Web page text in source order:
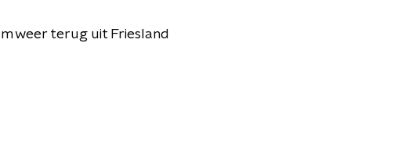
weer terug uit Friesland